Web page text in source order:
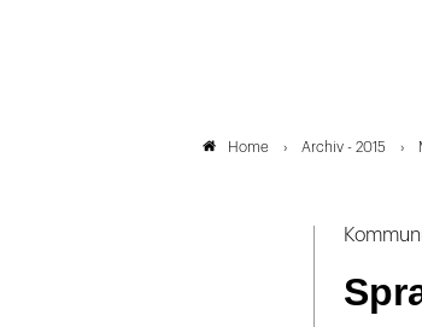
Home Archiv - 2015